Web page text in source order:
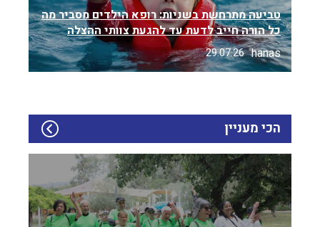
טביעה מתרחשת בשניות: רופא הילדים מסביר מה
כל הורה חייב לדעת עד להגעת צוותי ההצלה
hanas
29.07.26
הכי מעניין